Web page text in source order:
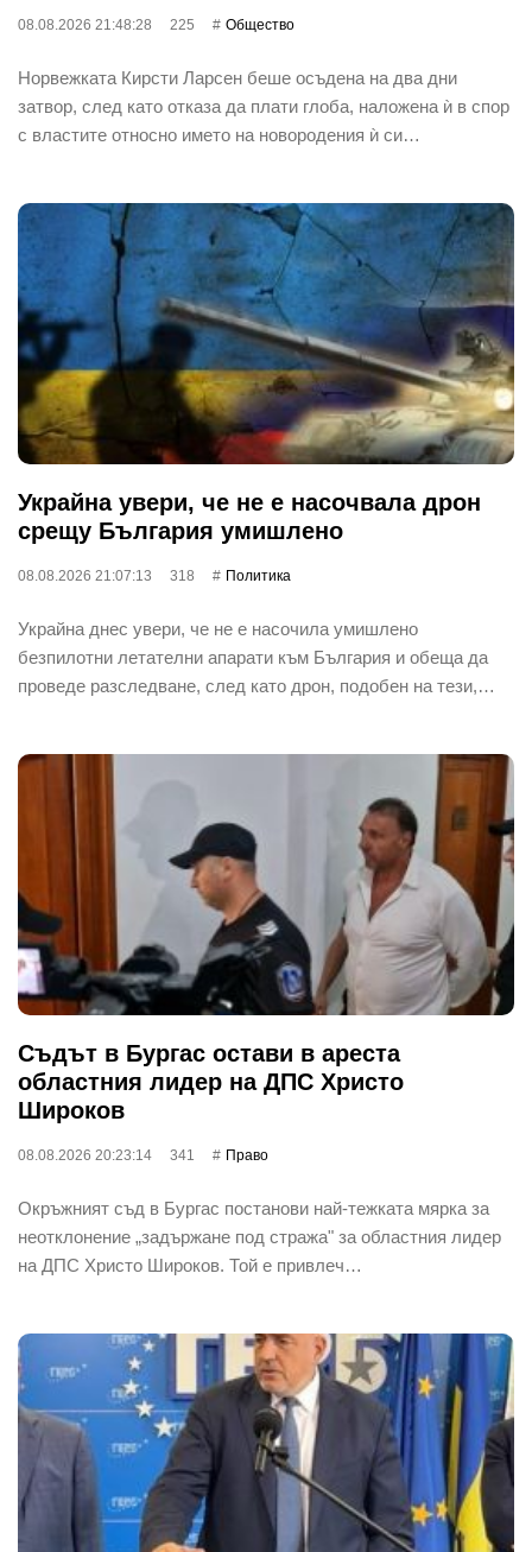
08.08.2026 21:48:28 225 Общество
Норвежката Кирсти Ларсен беше осъдена на два дни
затвор, след като отказа да плати глоба, наложена ѝ в спор
с властите относно името на новородения ѝ си…
Украйна увери, че не е насочвала дрон
срещу България умишлено
08.08.2026 21:07:13 318 Политика
Украйна днес увери, че не е насочила умишлено
безпилотни летателни апарати към България и обеща да
проведе разследване, след като дрон, подобен на тези,…
Съдът в Бургас остави в ареста
областния лидер на ДПС Христо
Широков
08.08.2026 20:23:14 341 Право
Окръжният съд в Бургас постанови най-тежката мярка за
неотклонение „задържане под стража" за областния лидер
на ДПС Христо Широков. Той е привлеч…